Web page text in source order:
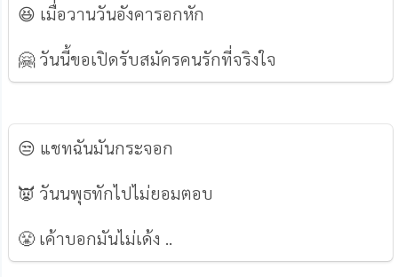
😆 เมื่อวานวันอังคารอกหัก
🤗 วันนี้ขอเปิดรับสมัครคนรักที่จริงใจ
😒 แชทฉันมันกระจอก
👿 วันนพุธทักไปไม่ยอมตอบ
😤 เค้าบอกมันไม่เด้ง ..